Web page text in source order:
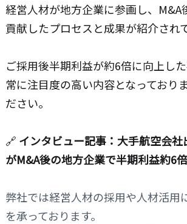
経営人材が地方企業に参画し、M&A
貢献したプロセスと成果が紹介され
ご採用後半期利益が約6倍に向上し
常に注目度の高い内容となっており
ださい。
🔗 インタビュー記事：大手航空会
がM&A後の地方企業で半期利益約6
弊社では経営人材の採用や人材活用
を承っております。